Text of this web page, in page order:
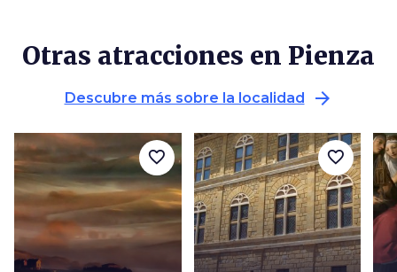
Otras atracciones en Pienza
Descubre más sobre la localidad arrow_forward
favorite_border favorite_border